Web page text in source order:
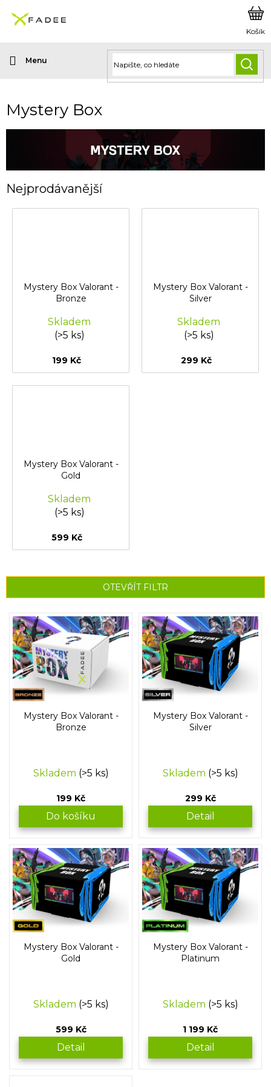
obsah
Mystery Box
Nejprodávanější
Mystery Box Valorant -
Bronze
Skladem
(>5 ks)
199 Kč
Mystery Box Valorant -
Silver
Skladem
(>5 ks)
299 Kč
Mystery Box Valorant -
Gold
Skladem
(>5 ks)
599 Kč
OTEVŘÍT FILTR
V
p
p
Mystery Box Valorant -
Bronze
Skladem (>5 ks)
199 Kč
Do košíku
Mystery Box Valorant -
Silver
Skladem (>5 ks)
299 Kč
Detail
Mystery Box Valorant -
Gold
Skladem (>5 ks)
599 Kč
Detail
Mystery Box Valorant -
Platinum
Skladem (>5 ks)
1 199 Kč
Detail